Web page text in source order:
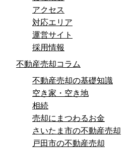
アクセス
対応エリア
運営サイト
採用情報
不動産売却コラム
不動産売却の基礎知識
空き家・空き地
相続
売却にまつわるお金
さいたま市の不動産売却
戸田市の不動産売却